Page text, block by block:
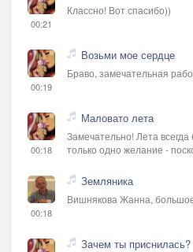
00:21
Классно! Вот спасибо))
00:19
Возьми мое сердце
Браво, замечательная
00:18
Маловато лета
Замечательно! Лета
только одно желание -
00:18
Земляника
Вишнякова Жанна,
Зачем ты приснилась?